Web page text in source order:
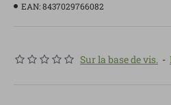
EAN:8437029766082
Sur la base de vis. -